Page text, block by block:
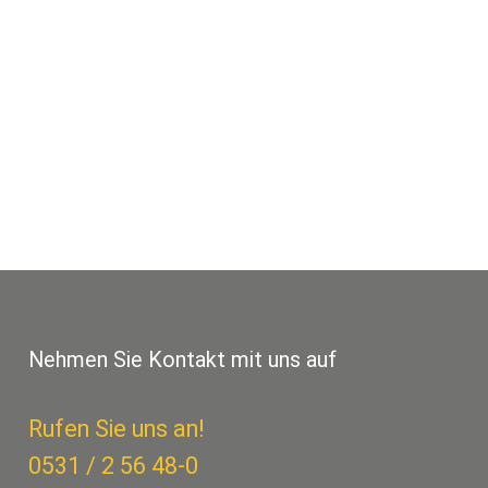
Nehmen Sie Kontakt mit uns auf
Rufen Sie uns an!
0531 / 2 56 48-0